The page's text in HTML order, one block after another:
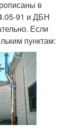
в
91 и ДБН
Если
пунктам: